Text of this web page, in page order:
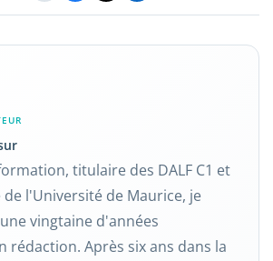
titulaire des DALF C1 et
de l'Université de Maurice, je
vingtaine d'années
rédaction. Après six ans dans la